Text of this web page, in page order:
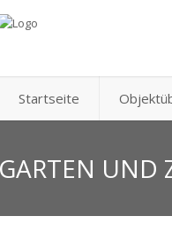
Startseite
GARTEN UND